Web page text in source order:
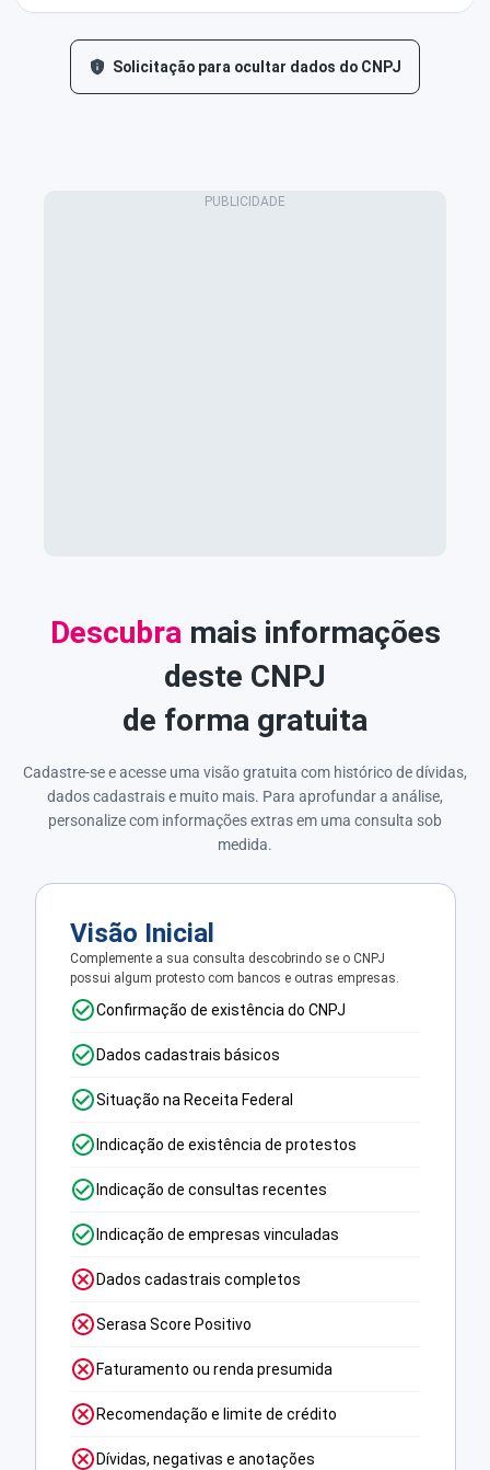
Solicitação para ocultar dados do CNPJ
Descubra mais informações
deste CNPJ
de forma gratuita
Cadastre-se e acesse uma visão gratuita com histórico de dívidas,
dados cadastrais e muito mais. Para aprofundar a análise,
personalize com informações extras em uma consulta sob
medida.
Visão Inicial
Complemente a sua consulta descobrindo se o CNPJ
possui algum protesto com bancos e outras empresas.
Confirmação de existência do CNPJ
Dados cadastrais básicos
Situação na Receita Federal
Indicação de existência de protestos
Indicação de consultas recentes
Indicação de empresas vinculadas
Dados cadastrais completos
Serasa Score Positivo
Faturamento ou renda presumida
Recomendação e limite de crédito
Dívidas, negativas e anotações